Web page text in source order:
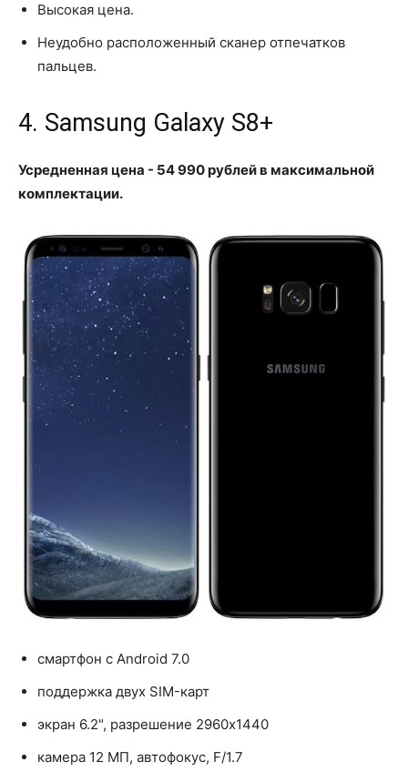
Высокая цена.
Неудобно расположенный сканер отпечатков
пальцев.
4. Samsung Galaxy S8+
Усредненная цена - 54 990 рублей в максимальной
комплектации.
смартфон с Android 7.0
поддержка двух SIM-карт
экран 6.2", разрешение 2960x1440
камера 12 МП, автофокус, F/1.7